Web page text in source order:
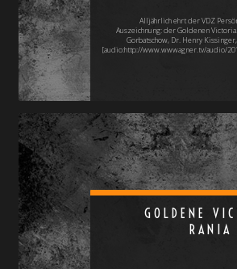
Alljährlich ehrt der VDZ
Auszeichnung: der Goldenen
Gorbatschow, Dr. Henry
[audio:http://www.wwwagner.tv/audio/
GOLDENE
RANIA